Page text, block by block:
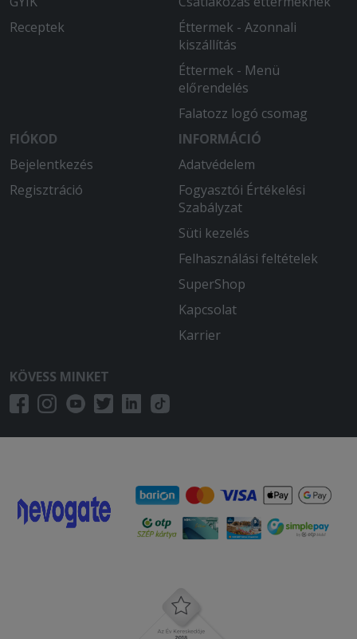
Receptek
Éttermek - Azonnali
kiszállítás
Éttermek - Menü
előrendelés
Falatozz logó csomag
FIÓKOD
Bejelentkezés
Regisztráció
INFORMÁCIÓ
Adatvédelem
Fogyasztói Értékelési
Szabályzat
Süti kezelés
Felhasználási feltételek
SuperShop
Kapcsolat
Karrier
KÖVESS MINKET